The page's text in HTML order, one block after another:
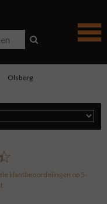
Olsberg
klantbeoordelingen op 5-